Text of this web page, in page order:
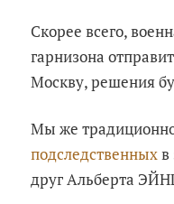
Скорее всего,
гарнизона
Москву, решения
Мы же
подследственныхв
друг Альберта